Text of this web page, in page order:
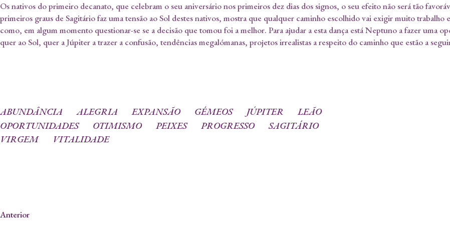
Os nativos do primeiro decanato, que celebram o seu aniversário nos primeiros dez dias dos signos, o seu efeito não será tão
primeiros graus de Sagitário faz uma tensão ao Sol destes nativos, mostra que qualquer caminho escolhido vai exigir muito trabalho
como, em algum momento questionar-se se a decisão que tomou foi a melhor. Para ajudar a esta dança está Neptuno a fazer uma
quer ao Sol, quer a Júpiter a trazer a confusão, tendências megalómanas, projetos irrealistas a respeito do caminho que estão a
ABUNDÂNCIA ALEGRIA EXPANSÃO GÉMEOS JÚPITER
LEÃO
OPORTUNIDADES
OTIMISMO PEIXES PROGRESSO
SAGITÁRIO
VIRGEM
VITALIDADE
Anterior